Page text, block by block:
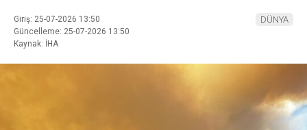
Giriş: 25-07-2026 13:50
Güncelleme: 25-07-2026 13:50
Kaynak: İHA
DÜNYA